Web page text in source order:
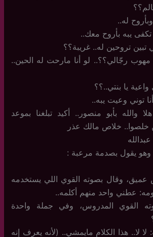
له..
يبه بأروح معك..
تبين تروحين له.. غريبة؟؟
مهوب رجّالي؟؟.. لو أنا مارحت له الحين..
واعية يا بنتي..؟؟
توني وعيت يبه..
والله بأبو منصور.. أكيد تبلغنا بموعد
خلصوا.. خلاص مالك عذر
يقول بصدمة مرعبة :
وقال بصوته القوي اللي يستخدمه
عطني واحد منهم أكلمه..
القوي المدروس، وفي جملة واحدة
لا لا.. هذا الكلام مايمشي.. (لأنه يعرف إنه